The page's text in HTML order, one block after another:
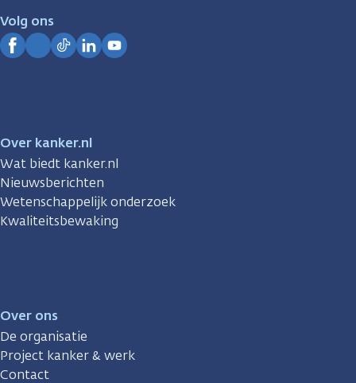
Volg ons
Over kanker.nl
Wat biedt kanker.nl
Nieuwsberichten
Wetenschappelijk onderzoek
Kwaliteitsbewaking
Over ons
De organisatie
Project kanker & werk
Contact